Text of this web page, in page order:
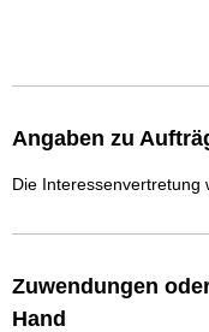
Angaben zu
Die Interessenvertretung
Zuwendungen
Hand